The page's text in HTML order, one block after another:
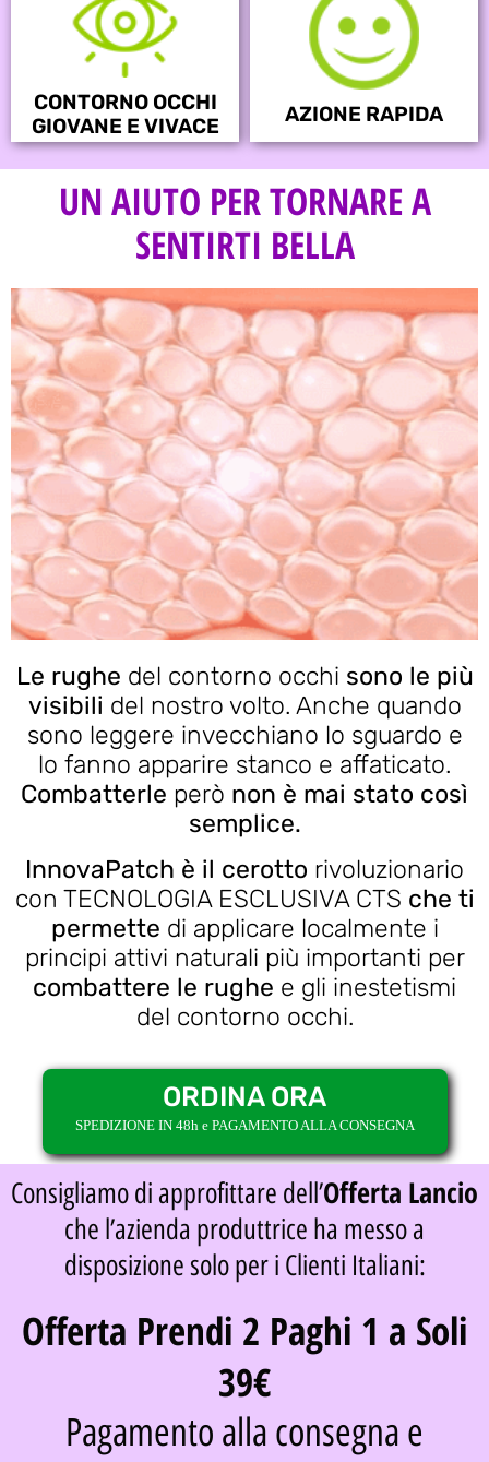
CONTORNO OCCHI
GIOVANE E VIVACE
AZIONE RAPIDA
UN AIUTO PER TORNARE A
SENTIRTI BELLA
Le rughe del contorno occhi sono le più
visibili del nostro volto. Anche quando
sono leggere invecchiano lo sguardo e
lo fanno apparire stanco e affaticato.
Combatterle però non è mai stato così
semplice.
InnovaPatch è il cerotto rivoluzionario
con TECNOLOGIA ESCLUSIVA CTS che ti
permette di applicare localmente i
principi attivi naturali più importanti per
combattere le rughe e gli inestetismi
del contorno occhi.
ORDINA ORA
SPEDIZIONE IN 48h e PAGAMENTO ALLA CONSEGNA
Consigliamo di approfittare dell’Offerta Lancio
che l’azienda produttrice ha messo a
disposizione solo per i Clienti Italiani:
Offerta Prendi 2 Paghi 1 a Soli
39€
Pagamento alla consegna e